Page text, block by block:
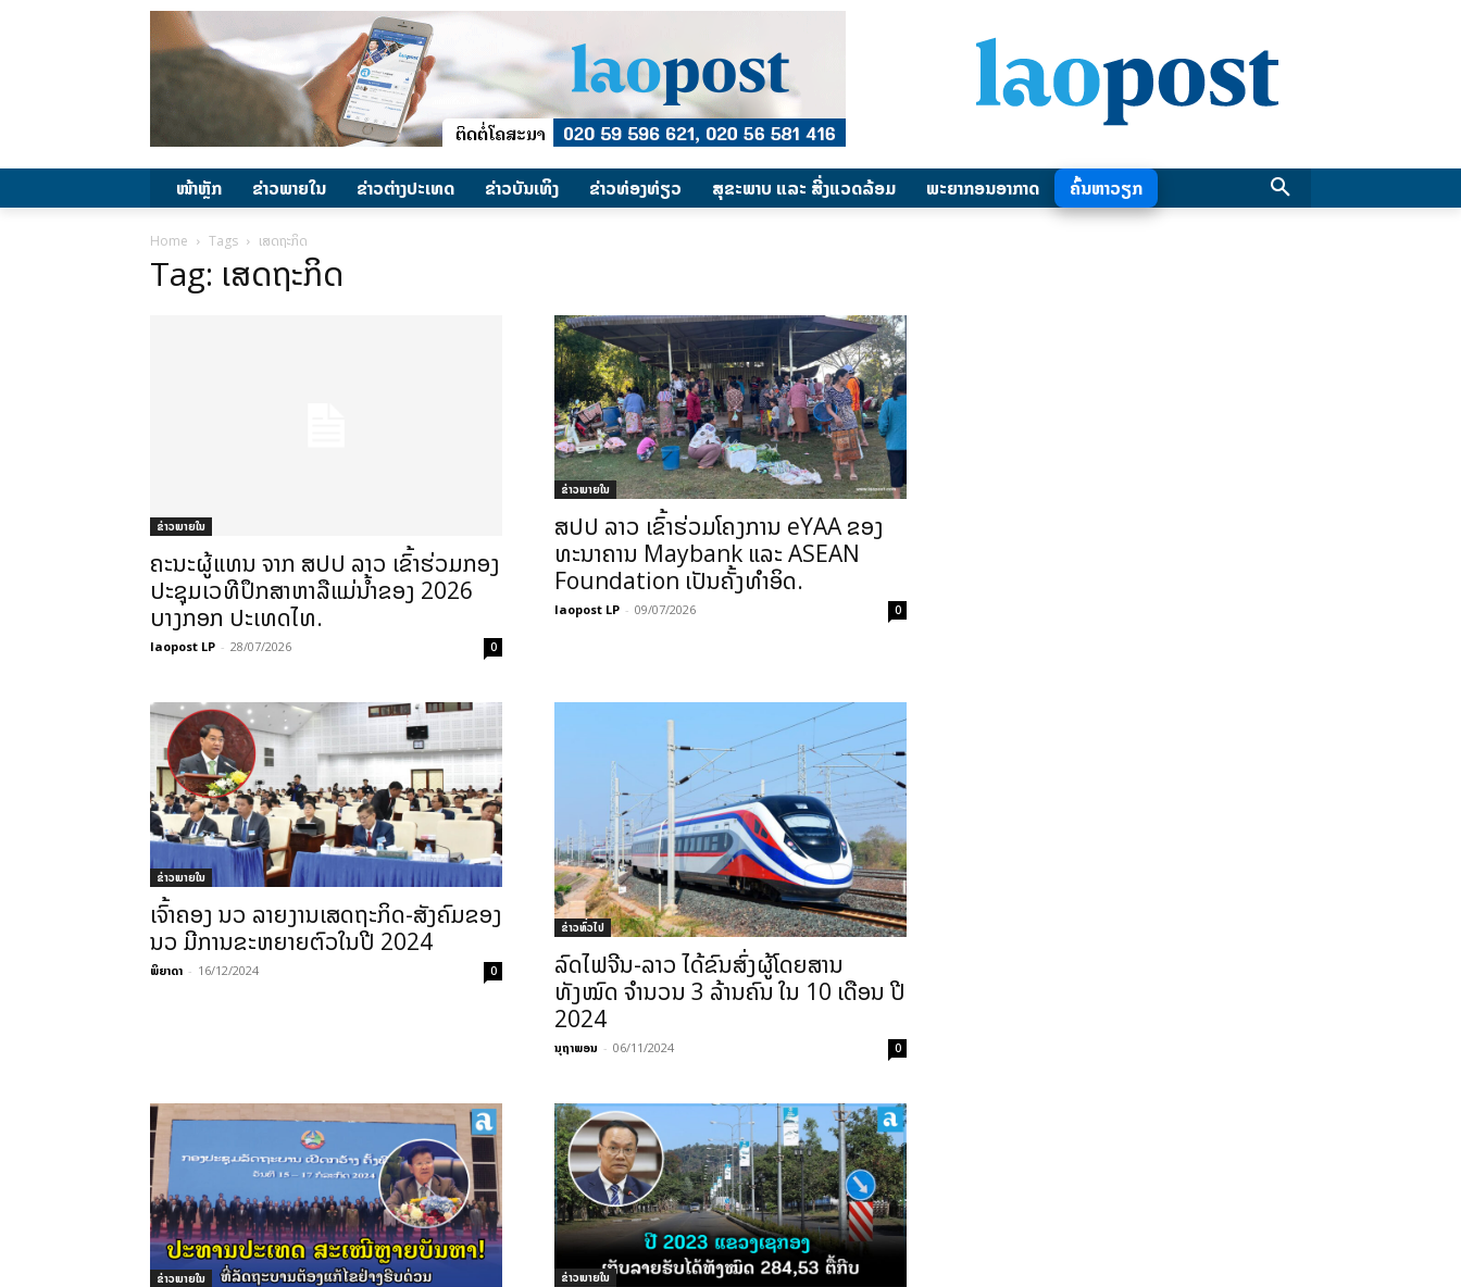
ໜ້າຫຼັກ ຂ່າວພາຍ​ໃນ ຂ່າວຕ່າງປະເທດ ​ຂ່າວບັນເທິງ ​ຂ່າວທ່ອງທ່ຽວ ສຸຂະພາບ ແລະ ສີ່ງແວດລ້ອມ ພະຍາກອນອາກາດ ຄົ້ນຫາວຽກ
Home Tags ເສດຖະກິດ
Tag: ເສດຖະກິດ
ຂ່າວພາຍ​ໃນ
ຄະນະຜູ້ແທນ ຈາກ ສປປ ລາວ ເຂົ້າຮ່ວມກອງ
ປະຊຸມເວທີປຶກສາຫາລືແມ່ນໍ້າຂອງ 2026
ບາງກອກ ປະເທດໄທ.
laopost LP - 28/07/2026 0
ຂ່າວພາຍ​ໃນ
ສປປ ລາວ ເຂົ້າຮ່ວມໂຄງການ eYAA ຂອງ
ທະນາຄານ Maybank ແລະ ASEAN
Foundation ເປັນຄັ້ງທໍາອິດ.
laopost LP - 09/07/2026 0
ຂ່າວພາຍ​ໃນ
ເຈົ້າຄອງ ນວ ລາຍງານເສດຖະກິດ-ສັງຄົມຂອງ
ນວ ມີການຂະຫຍາຍຕົວໃນປີ 2024
ພິຍາດາ - 16/12/2024 0
ຂ່າວທົ່ວໄປ
ລົດໄຟຈີນ-ລາວ ໄດ້ຂົນສົ່ງຜູ້ໂດຍສານ
ທັງໝົດ ຈໍານວນ 3 ລ້ານຄົນ ໃນ 10 ເດືອນ ປີ
2024
ນຸຖາພອນ - 06/11/2024 0
ຂ່າວພາຍ​ໃນ ຂ່າວພາຍ​ໃນ